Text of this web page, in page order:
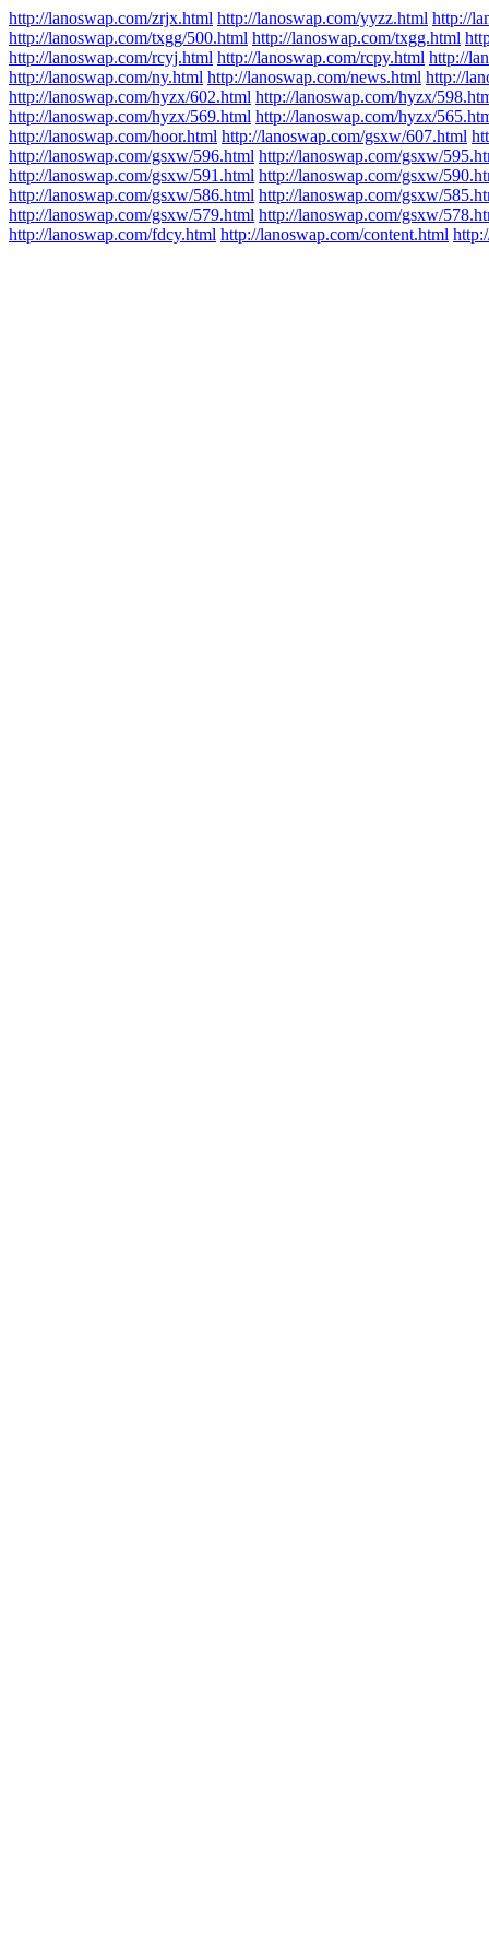
http://lanoswap.com/zrjx.html http://lanoswap.com/yyzz.html http://
http://lanoswap.com/txgg/500.html http://lanoswap.com/txgg.html
http://lanoswap.com/rcyj.html http://lanoswap.com/rcpy.html http://
http://lanoswap.com/ny.html http://lanoswap.com/news.html http://
http://lanoswap.com/hyzx/602.html http://lanoswap.com/hyzx/
http://lanoswap.com/hyzx/569.html http://lanoswap.com/hyzx/
http://lanoswap.com/hoor.html http://lanoswap.com/gsxw/607.html
http://lanoswap.com/gsxw/596.html http://lanoswap.com/gsxw/
http://lanoswap.com/gsxw/591.html http://lanoswap.com/gsxw/
http://lanoswap.com/gsxw/586.html http://lanoswap.com/gsxw/
http://lanoswap.com/gsxw/579.html http://lanoswap.com/gsxw/
http://lanoswap.com/fdcy.html http://lanoswap.com/content.html